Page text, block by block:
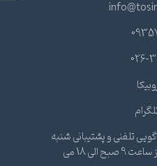
026-
تلفنی و پشتیبانی شنبه
تا چهارشنبه از ساعت 9 صبح الی 18 می